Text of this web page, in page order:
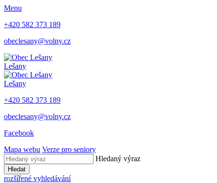
Menu
+420 582 373 189
obeclesany@volny.cz
Lešany
Lešany
+420 582 373 189
obeclesany@volny.cz
Facebook
Mapa webu Verze pro seniory
Hledaný výraz
Hledat
rozšířené vyhledávání